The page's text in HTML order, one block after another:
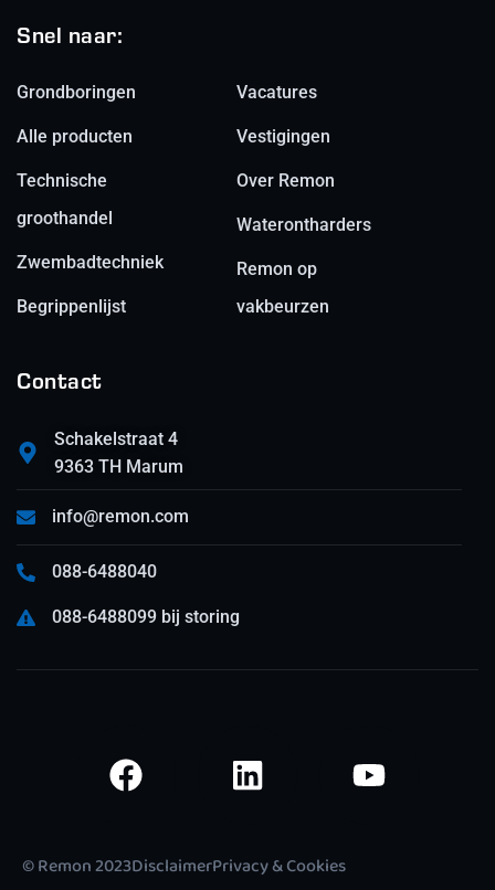
Snel naar:
Grondboringen
Alle producten
Technische
groothandel
Zwembadtechniek
Begrippenlijst
Vacatures
Vestigingen
Over Remon
Waterontharders
Remon op
vakbeurzen
Contact
Schakelstraat 4
9363 TH Marum
info@remon.com
088-6488040
088-6488099 bij storing
© Remon 2023DisclaimerPrivacy & Cookies